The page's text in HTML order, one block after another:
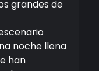
grandes de
noche llena
han